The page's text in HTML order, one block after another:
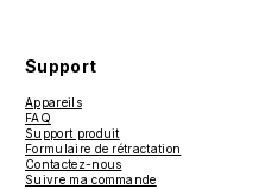
Support
Appareils
FAQ
Support produit
Formulaire de rétractation
Contactez-nous
Suivre ma commande